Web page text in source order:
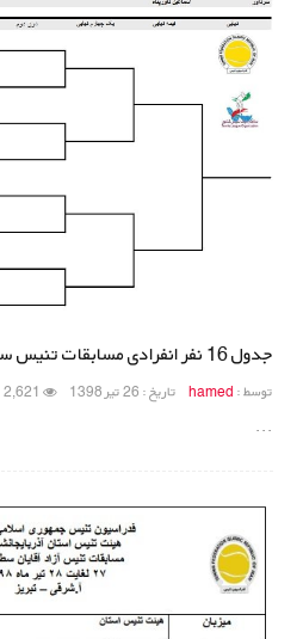
جدول 16 نفر انفرادی مسابقات تنیس سطح c تبریز
توسط : hamed تاریخ : 26 تیر 1398
...